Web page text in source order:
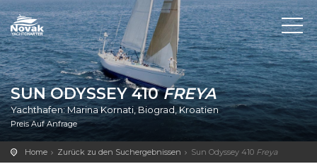
SUN ODYSSEY 410FREYA
Yachthafen: Marina Kornati, Biograd, Kroatien
Preis Auf Anfrage
Home Zurück zu den Suchergebnissen Sun Odyssey 410 Freya